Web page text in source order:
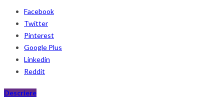
Facebook
Twitter
Pinterest
Google Plus
Linkedin
Reddit
Descriere